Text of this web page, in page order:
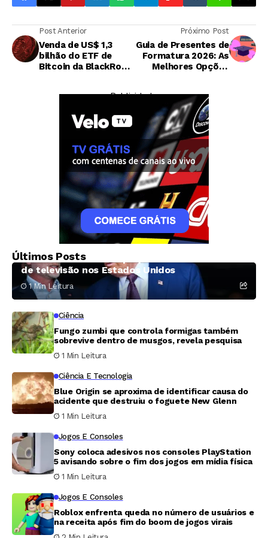
Post Anterior
Venda de US$ 1,3
bilhão do ETF de
Bitcoin da BlackRock
Próximo Post
Guia de Presentes de
Formatura 2026: As
Melhores Opções
Graduados
— Publicidade —
Últimos Posts
FCC elimina limite de propriedade de emissoras
de televisão nos Estados Unidos
1 Min Leitura
Ciência
Fungo zumbi que controla formigas também
sobrevive dentro de musgos, revela pesquisa
1 Min Leitura
Ciência E Tecnologia
Blue Origin se aproxima de identificar causa do
acidente que destruiu o foguete New Glenn
1 Min Leitura
Jogos E Consoles
Sony coloca adesivos nos consoles PlayStation
5 avisando sobre o fim dos jogos em mídia física
1 Min Leitura
Jogos E Consoles
Roblox enfrenta queda no número de usuários e
na receita após fim do boom de jogos virais